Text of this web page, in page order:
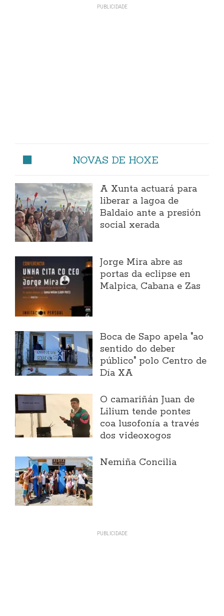
NOVAS DE HOXE
A Xunta actuará para
liberar a lagoa de
Baldaio ante a presión
social xerada
Jorge Mira abre as
portas da eclipse en
Malpica, Cabana e Zas
Boca de Sapo apela "ao
sentido do deber
público" polo Centro de
Día XA
O camariñán Juan de
Lilium tende pontes
coa lusofonía a través
dos videoxogos
Nemiña Concilia